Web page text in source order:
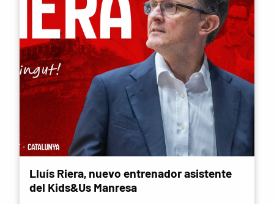
Lluís Riera, nuevo entrenador asistente
del Kids&Us Manresa